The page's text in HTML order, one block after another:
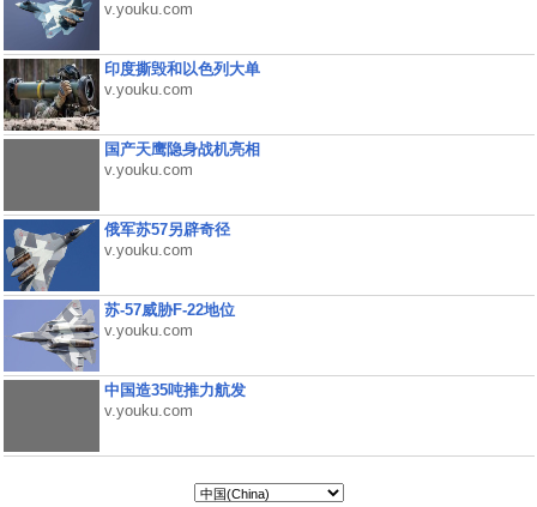
v.youku.com
印度撕毁和以色列大单
v.youku.com
国产天鹰隐身战机亮相
v.youku.com
俄军苏57另辟奇径
v.youku.com
苏-57威胁F-22地位
v.youku.com
中国造35吨推力航发
v.youku.com